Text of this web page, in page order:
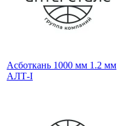
Асботкань 1000 мм 1.2 мм
АЛТ-I